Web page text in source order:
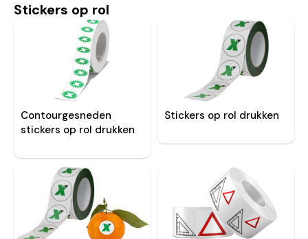
Stickers op rol
Contourgesneden
stickers op rol drukken
Stickers op rol drukken